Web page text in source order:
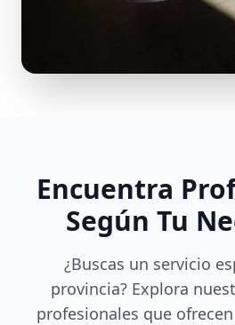
Encuentra
Según Tu
¿Buscas un servicio
provincia? Explora
profesionales que